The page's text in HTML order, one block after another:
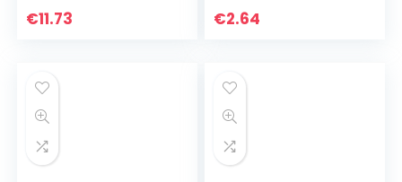
€11.73 €2.64